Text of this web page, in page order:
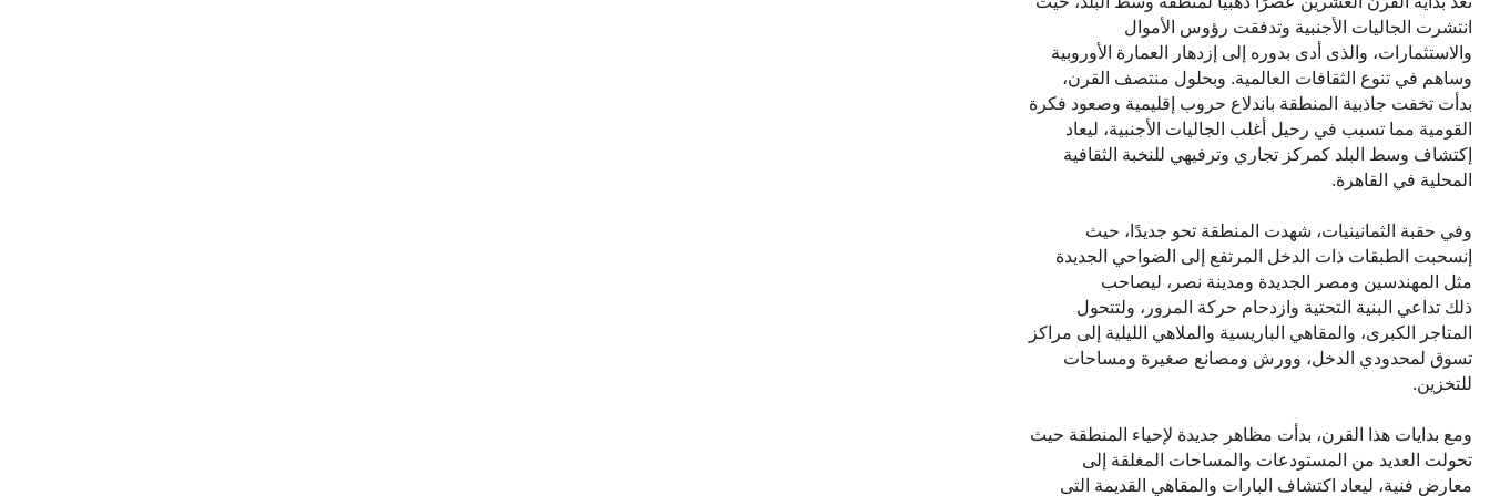
انتشرت الجاليات الأجنبية وتدفقت رؤوس الأموال
والاستثمارات، والذى أدى بدوره إلى إزدهار العمارة الأوروبية
وساهم في تنوع الثقافات العالمية. وبحلول منتصف القرن،
بدأت تخفت جاذبية المنطقة باندلاع حروب إقليمية وصعود فكرة
القومية مما تسبب في رحيل أغلب الجاليات الأجنبية، ليعاد
إكتشاف وسط البلد كمركز تجاري وترفيهي للنخبة الثقافية
المحلية في القاهرة.
وفي حقبة الثمانينيات، شهدت المنطقة تحو جديدًا، حيث
إنسحبت الطبقات ذات الدخل المرتفع إلى الضواحي الجديدة
مثل المهندسين ومصر الجديدة ومدينة نصر، ليصاحب
ذلك تداعي البنية التحتية وازدحام حركة المرور، ولتتحول
المتاجر الكبرى، والمقاهي الباريسية والملاهي الليلية إلى مراكز
تسوق لمحدودي الدخل، وورش ومصانع صغيرة ومساحات
للتخزين.
ومع بدايات هذا القرن، بدأت مظاهر جديدة لإحياء المنطقة حيث
تحولت العديد من المستودعات والمساحات المغلقة إلى
معارض فنية، ليعاد اكتشاف البارات والمقاهي القديمة التى